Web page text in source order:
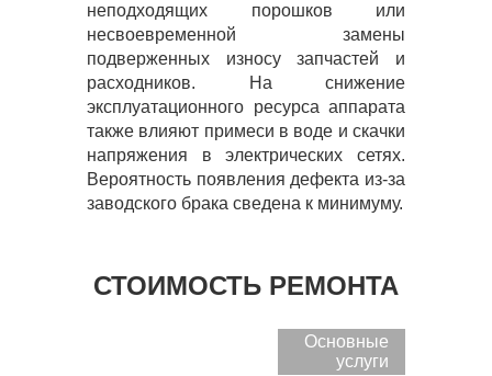
неподходящих порошков или
несвоевременной замены
подверженных износу запчастей и
расходников. На снижение
эксплуатационного ресурса аппарата
также влияют примеси в воде и скачки
напряжения в электрических сетях.
Вероятность появления дефекта из-за
заводского брака сведена к минимуму.
СТОИМОСТЬ РЕМОНТА
Основные
услуги